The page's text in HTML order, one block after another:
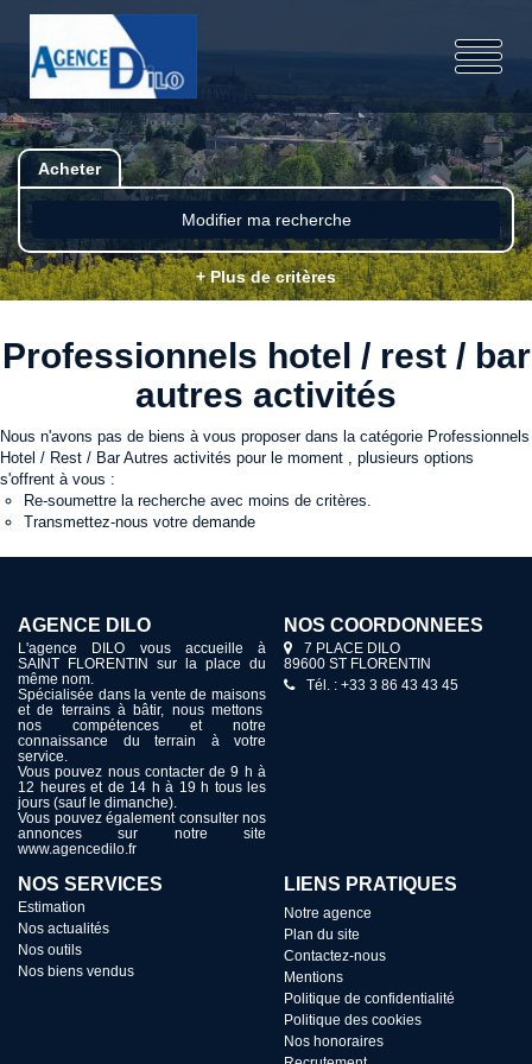
Acheter
Modifier ma recherche
+ Plus de critères
Professionnels hotel / rest / bar
autres activités
Nous n'avons pas de biens à vous proposer dans la catégorie Professionnels
Hotel / Rest / Bar Autres activités pour le moment , plusieurs options
s'offrent à vous :
Re-soumettre la recherche avec moins de critères.
Transmettez-nous votre demande
AGENCE DILO
L'agence DILO vous accueille à
SAINT FLORENTIN sur la place du
même nom.
Spécialisée dans la vente de maisons
et de terrains à bâtir, nous mettons
nos compétences et notre
connaissance du terrain à votre
service.
Vous pouvez nous contacter de 9 h à
12 heures et de 14 h à 19 h tous les
jours (sauf le dimanche).
Vous pouvez également consulter nos
annonces sur notre site
www.agencedilo.fr
NOS COORDONNÉES
7 PLACE DILO
89600 ST FLORENTIN
Tél. : +33 3 86 43 43 45
NOS SERVICES
Estimation
Nos actualités
Nos outils
Nos biens vendus
LIENS PRATIQUES
Notre agence
Plan du site
Contactez-nous
Mentions
Politique de confidentialité
Politique des cookies
Nos honoraires